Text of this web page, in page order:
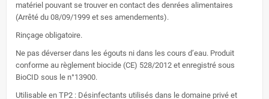
matériel pouvant se trouver en contact des denrées alimentaires
(Arrêté du 08/09/1999 et ses amendements).
Rinçage obligatoire.
Ne pas déverser dans les égouts ni dans les cours d’eau. Produit
conforme au règlement biocide (CE) 528/2012 et enregistré sous
BioCID sous le n°13900.
Utilisable en TP2 : Désinfectants utilisés dans le domaine privé et